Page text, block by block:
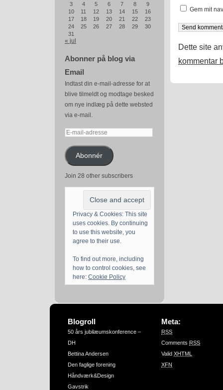
3
4 5 6 7 8
9
10
11 12 13 14 15
16
17
18 19 20 21 22
23
24
25 26 27 28 29
30
31
« jul
Abonner på blog via
Email
Indtast din e-mail-adresse for at
blive tilmeldt og modtage besked
om nye indlæg på dette websted
via e-mail.
E-
adresseAbonnér
Join 28 other subscribers
Privacy & Cookies: This site
uses cookies. By continuing
to use this website, you
agree to their use.
To find out more, including
how to control cookies, see
here: Cookie Policy
Gem mit
Dette site
kommentar
Blogroll
50 års jubilæumskonference –
DH
Bettina Andersen
Den faglige forening
Håndværk&Design
Gavstrik
Meta:
RSS
Comments RSS
Valid XHTML
XFN